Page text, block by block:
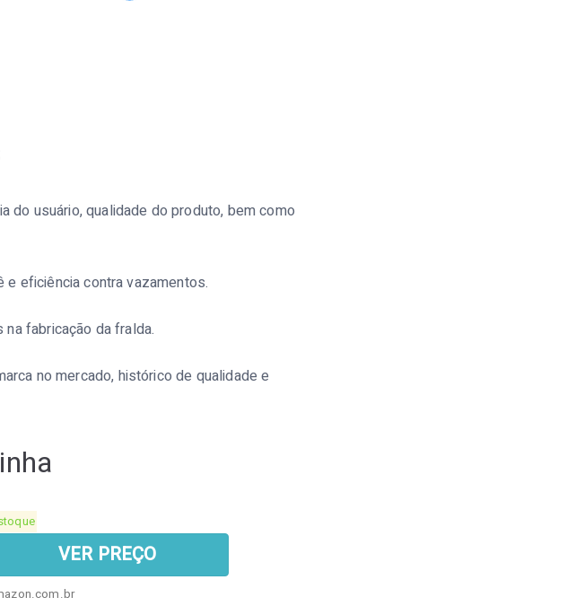
do usuário, qualidade do produto, bem como
eficiência contra vazamentos.
fabricação da fralda.
no mercado, histórico de qualidade e
VER PREÇO